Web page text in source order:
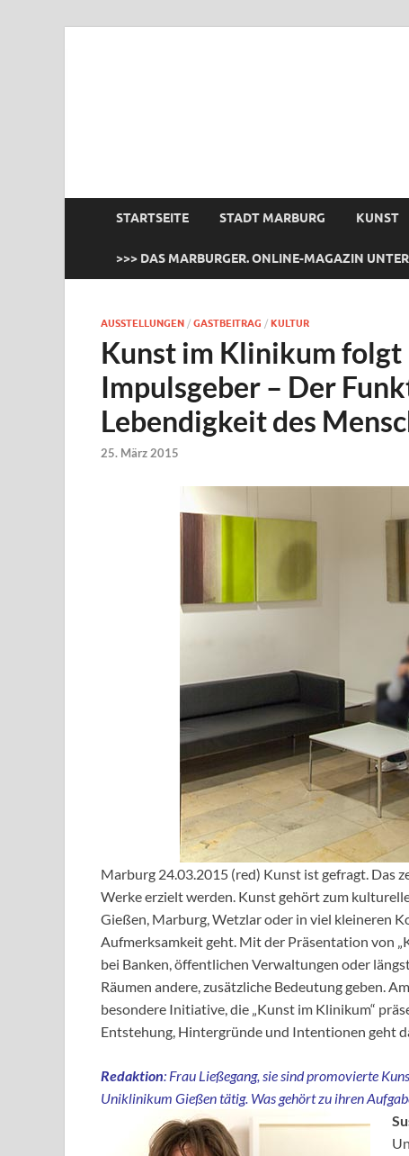
STARTSEITE STADT MARBURG KUNST
>>> DAS MARBURGER. ONLINE-MAGAZIN
AUSSTELLUNGEN / GASTBEITRAG / KULTUR
Kunst im Klinikum
Impulsgeber – Der
Lebendigkeit des
25. März 2015
Marburg 24.03.2015 (red) Kunst ist gefragt. Das
Werke erzielt werden. Kunst gehört zum
Gießen, Marburg, Wetzlar oder in viel kleineren
Aufmerksamkeit geht. Mit der Präsentation von
bei Banken, öffentlichen Verwaltungen oder
Räumen andere, zusätzliche Bedeutung geben.
besondere Initiative, die „Kunst im Klinikum“
Entstehung, Hintergründe und Intentionen geht
Redaktion: Frau Ließegang, sie sind promovierte
Uniklinikum Gießen tätig. Was gehört zu ihren